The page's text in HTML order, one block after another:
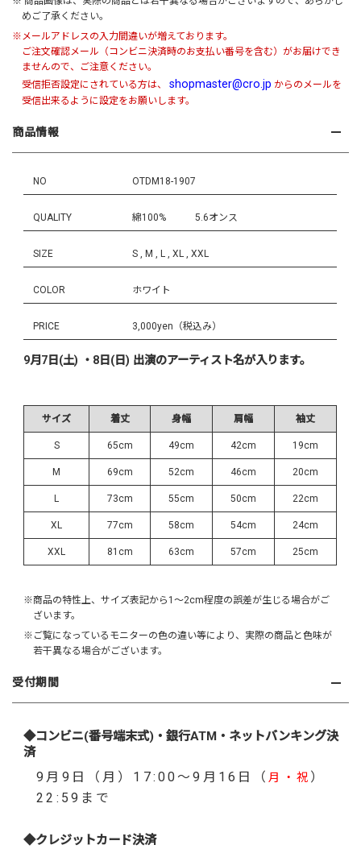
めご了承ください。
※メールアドレスの入力間違いが増えております。
ご注文確認メール（コンビニ決済時のお支払い番号を含む）がお届けでき
ませんので、ご注意ください。
受信拒否設定にされている方は、 shopmaster@cro.jp からのメールを
受信出来るように設定をお願いします。
商品情報
NO OTDM18-1907
QUALITY 綿100% 5.6オンス
SIZE S , M , L , XL , XXL
COLOR ホワイト
PRICE 3,000yen（税込み）
9月7日(土) ・8日(日) 出演のアーティスト名が入ります。
サイズ 着丈 身幅 肩幅 袖丈
S 65cm 49cm 42cm 19cm
M 69cm 52cm 46cm 20cm
L 73cm 55cm 50cm 22cm
XL 77cm 58cm 54cm 24cm
XXL 81cm 63cm 57cm 25cm
※商品の特性上、サイズ表記から1～2cm程度の誤差が生じる場合がご
ざいます。
※ご覧になっているモニターの色の違い等により、実際の商品と色味が
若干異なる場合がございます。
受付期間
◆コンビニ(番号端末式)・銀行ATM・ネットバンキング決
済
9月9日（月）17:00～9月16日（ 月・祝 ）
22:59まで
◆クレジットカード決済